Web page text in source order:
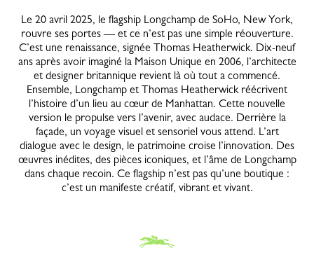
Le 20 avril 2025, le flagship Longchamp de SoHo, New York,
rouvre ses portes — et ce n’est pas une simple réouverture.
C’est une renaissance, signée Thomas Heatherwick. Dix-neuf
ans après avoir imaginé la Maison Unique en 2006, l’architecte
et designer britannique revient là où tout a commencé.
Ensemble, Longchamp et Thomas Heatherwick réécrivent
l’histoire d’un lieu au cœur de Manhattan. Cette nouvelle
version le propulse vers l’avenir, avec audace. Derrière la
façade, un voyage visuel et sensoriel vous attend. L’art
dialogue avec le design, le patrimoine croise l’innovation. Des
œuvres inédites, des pièces iconiques, et l’âme de Longchamp
dans chaque recoin. Ce flagship n’est pas qu’une boutique :
c’est un manifeste créatif, vibrant et vivant.